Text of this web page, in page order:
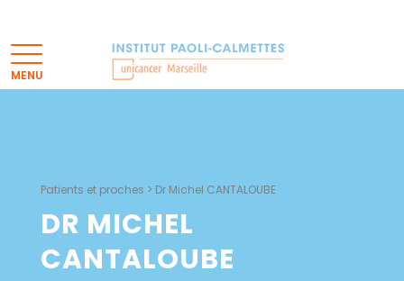
Patients et proches > Dr Michel CANTALOUBE
DR MICHEL
CANTALOUBE